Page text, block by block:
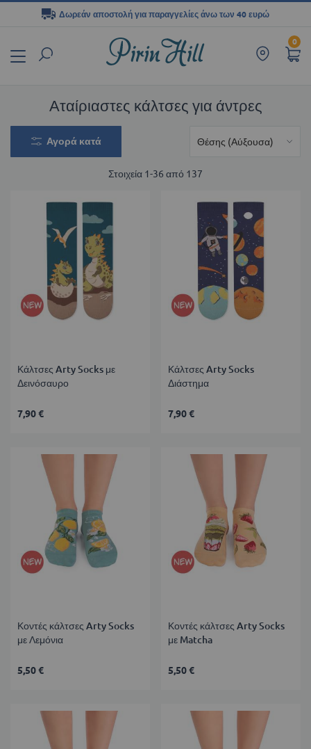
0
Δωρεάν αποστολή για παραγγελίες άνω των 40 ευρώ
περιεχόμενο
Αταίριαστες κάλτσες για άντρες
Αγορά κατά
Στοιχεία 1-36 από 137
Κάλτσες Arty Socks με
Δεινόσαυρο
7,90 €
Κάλτσες Arty Socks
Διάστημα
7,90 €
Κοντές κάλτσες Arty Socks
με Λεμόνια
5,50 €
Κοντές κάλτσες Arty Socks
με Matcha
5,50 €